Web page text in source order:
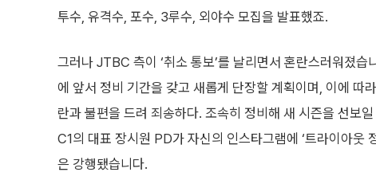
투수, 유격수, 포수, 3루수, 외야수 모집을 발표했죠.
그러나 JTBC 측이 ‘취소 통보’를 날리면서 혼란스러워졌
에 앞서 정비 기간을 갖고 새롭게 단장할 계획이며, 이에 따
란과 불편을 드려 죄송하다. 조속히 정비해 새 시즌을 선보
C1의 대표 장시원 PD가 자신의 인스타그램에 ‘트라이아웃
은 강행됐습니다.